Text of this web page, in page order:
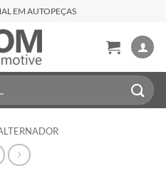
EM AUTOPEÇAS